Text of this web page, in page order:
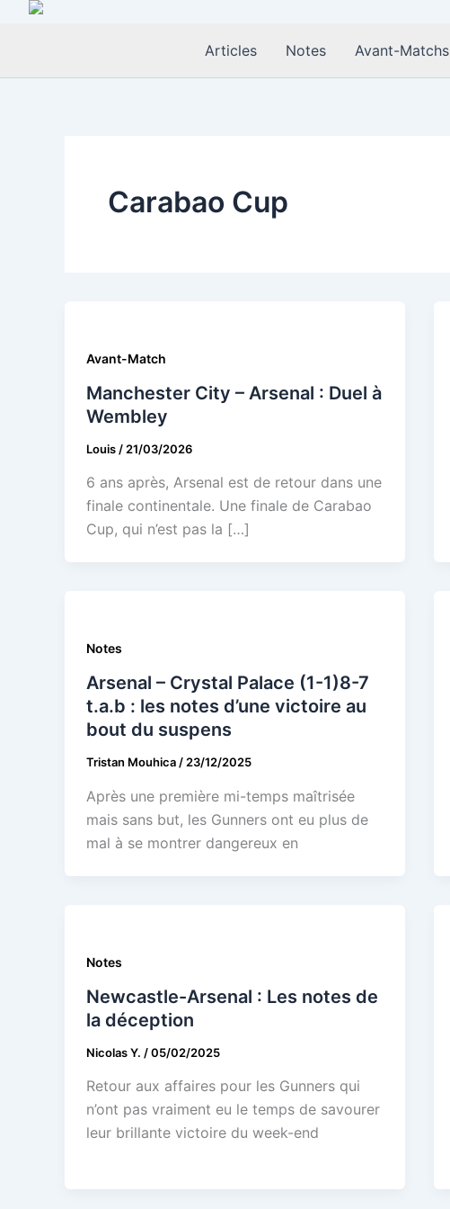
Aller
Articles Notes Avant-Matchs
Carabao Cup
Avant-Match
Manchester City – Arsenal : Duel à
Wembley
Louis / 21/03/2026
6 ans après, Arsenal est de retour dans une
finale continentale. Une finale de Carabao
Cup, qui n’est pas la […]
Notes
Arsenal – Crystal Palace (1-1)8-7
t.a.b : les notes d’une victoire au
bout du suspens
Tristan Mouhica / 23/12/2025
Après une première mi-temps maîtrisée
mais sans but, les Gunners ont eu plus de
mal à se montrer dangereux en
Notes
Newcastle-Arsenal : Les notes de
la déception
Nicolas Y. /05/02/2025
Retour aux affaires pour les Gunners qui
n’ont pas vraiment eu le temps de savourer
leur brillante victoire du week-end